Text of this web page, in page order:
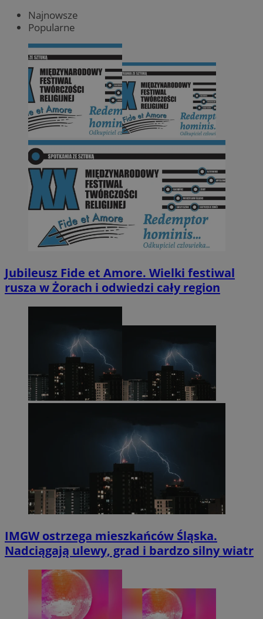
Najnowsze
Popularne
Jubileusz Fide et Amore. Wielki festiwal
rusza w Żorach i odwiedzi cały region
IMGW ostrzega mieszkańców Śląska.
Nadciągają ulewy, grad i bardzo silny wiatr